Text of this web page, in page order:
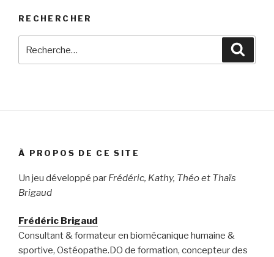
e
b
o
o
d
o
er
RECHERCHER
pour
À PROPOS DE CE SITE
Un jeu développé par Frédéric, Kathy, Théo et Thaïs
Brigaud
Frédéric Brigaud
Consultant & formateur en biomécanique humaine &
sportive, Ostéopathe.DO de formation, concepteur des